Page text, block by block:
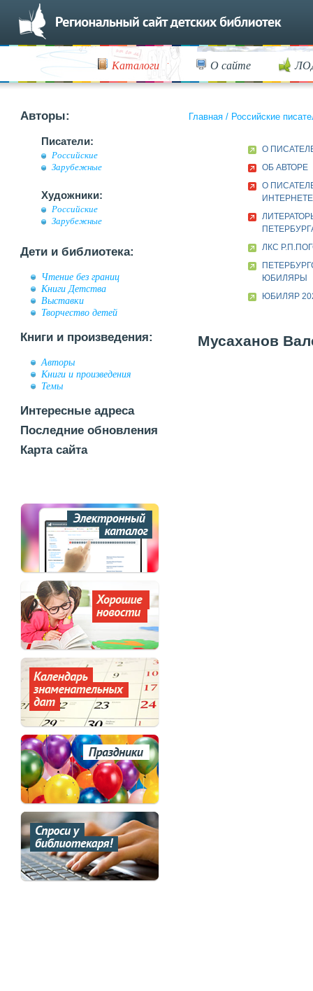
Каталоги О сайте
Авторы:
Писатели:
Российские
Зарубежные
Художники:
Российские
Зарубежные
Дети и библиотека:
Чтение без границ
Книги Детства
Выставки
Творчество детей
Книги и произведения:
Авторы
Книги и произведения
Темы
Интересные адреса
Последние обновления
Карта сайта
Главная / Российские
О
ОБ АВТОРЕ
О
ИНТЕРНЕТЕ
ЛКС
ЮБИЛЯРЫ
ЮБИЛЯР
Мусаханов